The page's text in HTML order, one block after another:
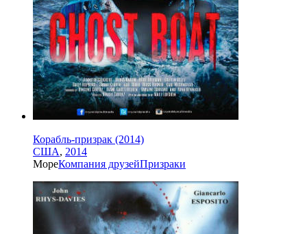
Корабль-призрак (2014)
США, 2014
МореКомпания друзейПризраки